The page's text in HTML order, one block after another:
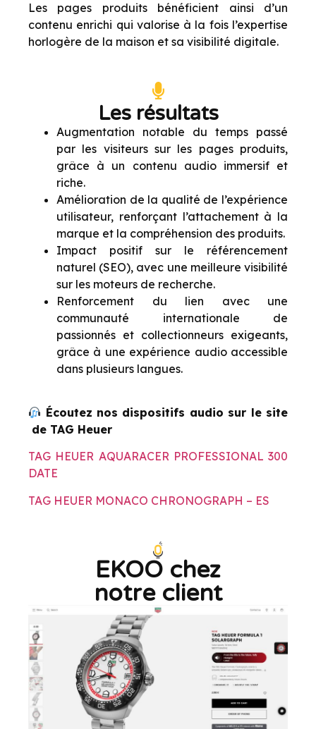
Les pages produits bénéficient ainsi d’un
contenu enrichi qui valorise à la fois l’expertise
horlogère de la maison et sa visibilité digitale.
Les résultats
Augmentation notable du temps passé
par les visiteurs sur les pages produits,
grâce à un contenu audio immersif et
riche.
Amélioration de la qualité de l’expérience
utilisateur, renforçant l’attachement à la
marque et la compréhension des produits.
Impact positif sur le référencement
naturel (SEO), avec une meilleure visibilité
sur les moteurs de recherche.
Renforcement du lien avec une
communauté internationale de
passionnés et collectionneurs exigeants,
grâce à une expérience audio accessible
dans plusieurs langues.
Écoutez nos dispositifs audio sur le site
de TAG Heuer
TAG HEUER AQUARACER PROFESSIONAL 300
DATE
TAG HEUER MONACO CHRONOGRAPH – ES
EKOO chez
notre client